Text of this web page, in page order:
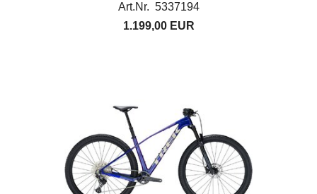
Art.Nr. 5337194
1.199,00 EUR